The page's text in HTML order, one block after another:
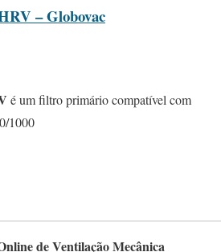
– Globovac
é um filtro primário compatível com
1000
de Ventilação Mecânica